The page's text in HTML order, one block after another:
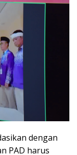
dengan
PAD harus